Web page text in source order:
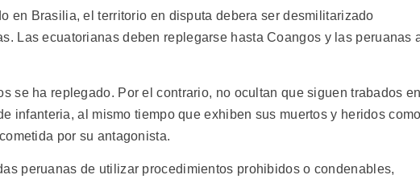
en Brasilia, el territorio en disputa debera ser desmilitarizado
Las ecuatorianas deben replegarse hasta Coangos y las peruanas
se ha replegado. Por el contrario, no ocultan que siguen trabados
infanteria, al mismo tiempo que exhiben sus muertos y heridos
por su antagonista.
peruanas de utilizar procedimientos prohibidos o condenables,